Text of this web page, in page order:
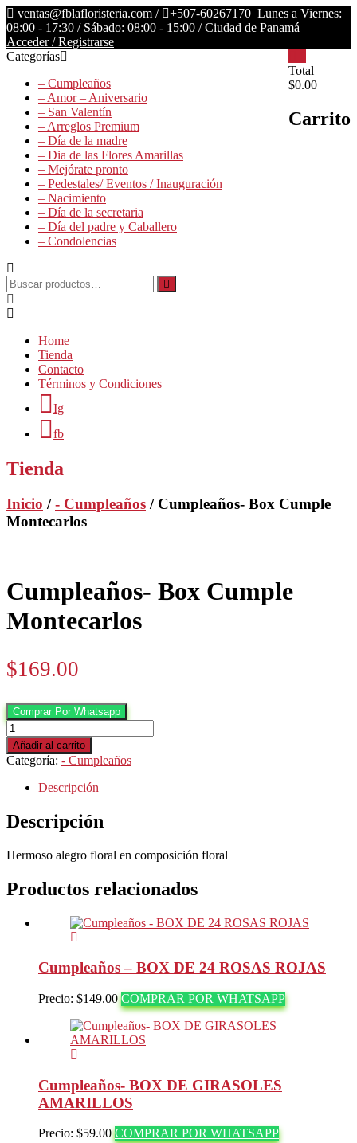
Saltar
contenido
ventas@fblafloristeria.com / +507-60267170 Lunes a Viernes:
08:00 - 17:30 / Sábado: 08:00 - 15:00 / Ciudad de Panamá
Acceder / Registrarse
Floristería
Floristería
Lider
Total
$0.00
Carrito
Categorías
– Cumpleaños
– Amor – Aniversario
– San Valentín
– Arreglos Premium
– Día de la madre
– Dia de las Flores Amarillas
– Mejórate pronto
– Pedestales/ Eventos / Inauguración
– Nacimiento
– Día de la secretaria
– Día del padre y Caballero
– Condolencias
Buscar
por:
Home
Tienda
Contacto
Términos y Condiciones
Ig
fb
Tienda
Inicio /- Cumpleaños / Cumpleaños- Box Cumple
Montecarlos
Cumpleaños- Box Cumple
Montecarlos
$169.00
Comprar Por Whatsapp
Cumpleaños-
Box
Cumple
Montecarlos
cantidad
Añadir al carrito
Categoría: - Cumpleaños
Descripción
Descripción
Hermoso alegro floral en composición floral
Productos relacionados
Cumpleaños – BOX DE 24 ROSAS ROJAS
Precio: $149.00 COMPRAR POR WHATSAPP
Cumpleaños- BOX DE GIRASOLES
AMARILLOS
Precio: $59.00 COMPRAR POR WHATSAPP